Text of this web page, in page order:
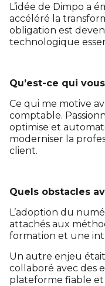
L’idée de Dimpo a
accéléré la
obligation est
technologique
Qu’est-ce qui
Ce qui me motive
comptable.
optimise et
moderniser la
client.
Quels obstacles
L’adoption du
attachés aux
formation et une
Un autre enjeu
collaboré avec des
plateforme fiable